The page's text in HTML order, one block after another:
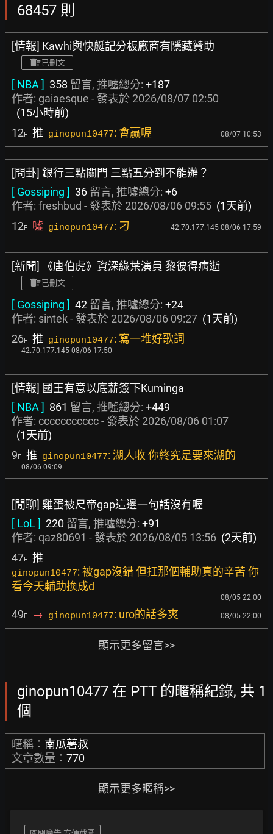
68457 則
[情報] Kawhi與快艇記分板廠商有隱藏贊助
已刪文
[ NBA ] 358 留言, 推噓總分: +187
作者: gaiaesque - 發表於 2026/08/07 02:50
(15小時前)
12F 推 ginopun10477: 會贏喔 08/07 10:53
[問卦] 銀行三點關門 三點五分到不能辦？
[ Gossiping ] 36 留言, 推噓總分: +6
作者: freshbud - 發表於 2026/08/06 09:55 (1天前)
12F 噓 ginopun10477: 刁 42.70.177.145 08/06 17:59
[新聞] 《唐伯虎》資深綠葉演員 黎彼得病逝
已刪文
[ Gossiping ] 42 留言, 推噓總分: +24
作者: sintek- 發表於 2026/08/06 09:27 (1天前)
26F 推 ginopun10477: 寫一堆好歌詞
42.70.177.145 08/06 17:50
[情報] 國王有意以底薪簽下Kuminga
[ NBA ] 861 留言, 推噓總分: +449
作者: ccccccccccc- 發表於 2026/08/06 01:07
(1天前)
9F 推 ginopun10477: 湖人收 你終究是要來湖的
08/06 09:09
[閒聊] 雞蛋被尺帝gap這邊一句話沒有喔
[ LoL ] 220 留言, 推噓總分: +91
作者: qaz80691 - 發表於 2026/08/05 13:56 (2天前)
47F 推
ginopun10477: 被gap沒錯 但扛那個輔助真的辛苦 你
看今天輔助換成d
08/05 22:00
49F → ginopun10477: uro的話多爽 08/05 22:00
顯示更多留言>>
ginopun10477 在 PTT 的暱稱紀錄, 共 1
個
暱稱： 南瓜薯叔
文章數量： 770
顯示更多暱稱>>